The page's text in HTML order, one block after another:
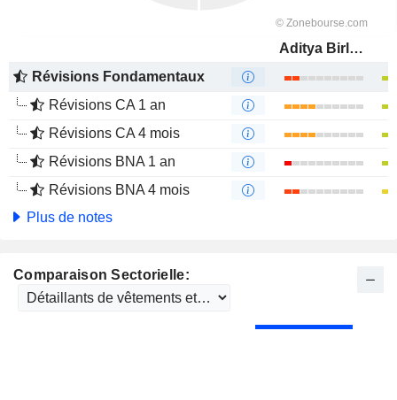
Aditya Birla Fashion and Retail Limited
Révisions Fondamentaux
Révisions CA 1 an
Révisions CA 4 mois
Révisions BNA 1 an
Révisions BNA 4 mois
Plus de notes
Comparaison Sectorielle: